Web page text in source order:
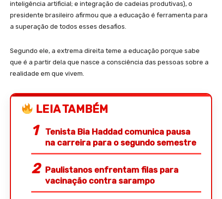
inteligência artificial; e integração de cadeias produtivas), o
presidente brasileiro afirmou que a educação é ferramenta para
a superação de todos esses desafios.
Segundo ele, a extrema direita teme a educação porque sabe
que é a partir dela que nasce a consciência das pessoas sobre a
realidade em que vivem.
LEIA TAMBÉM
Tenista Bia Haddad comunica pausa
na carreira para o segundo semestre
Paulistanos enfrentam filas para
vacinação contra sarampo